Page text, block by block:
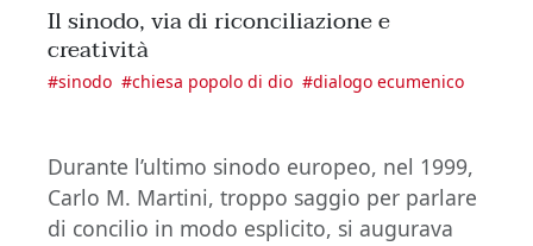
Il sinodo, via di riconciliazione e
creatività
#sinodo #chiesa popolo di dio #dialogo ecumenico
Durante l’ultimo sinodo europeo, nel 1999,
Carlo M. Martini, troppo saggio per parlare
di concilio in modo esplicito, si augurava